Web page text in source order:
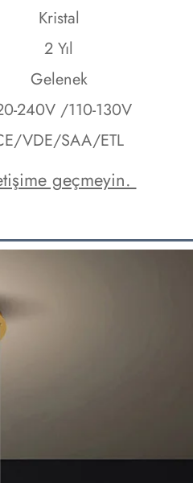
Kristal
2 Yıl
Gelenek
240V /110-130V
VDE/SAA/ETL
geçmeyin.